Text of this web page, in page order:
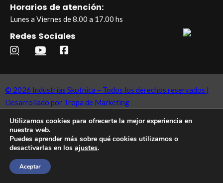
Horarios de atención:
Lunes a Viernes de 8.00 a 17.00 hs
Redes Sociales
© 2026 Industrias Skotnica – Todos los derechos reservados |
Desarrollado por Tropa de Marketing
Utilizamos cookies para ofrecerte la mejor experiencia en
nuestra web.
Puedes aprender más sobre qué cookies utilizamos o
desactivarlas en los ajustes.
Aceptar